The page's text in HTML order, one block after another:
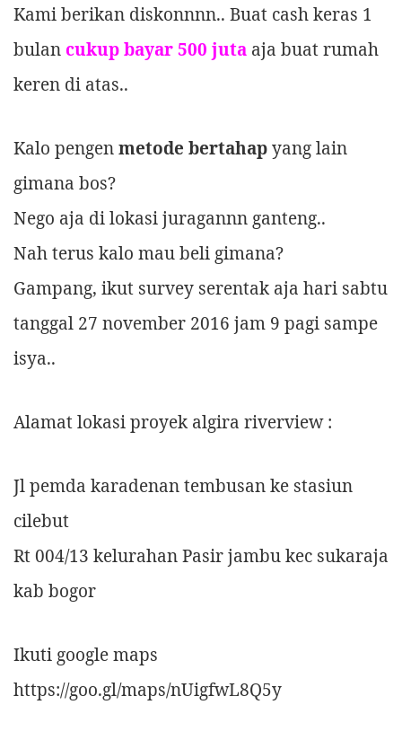
Kami berikan diskonnnn.. Buat cash keras 1
bulan cukup bayar 500 juta aja buat rumah
keren di atas..
Kalo pengenmetode bertahapyang lain
gimana bos?
Nego aja di lokasi juragannn ganteng..
Nah terus kalo mau beli gimana?
Gampang, ikut survey serentak aja hari sabtu
tanggal 27 november 2016 jam 9 pagi sampe
isya..
Alamat lokasi proyek algira riverview :
Jl pemda karadenan tembusan ke stasiun
cilebut
Rt 004/13 kelurahan Pasir jambu kec sukaraja
kab bogor
Ikuti google maps
https://goo.gl/maps/nUigfwL8Q5y